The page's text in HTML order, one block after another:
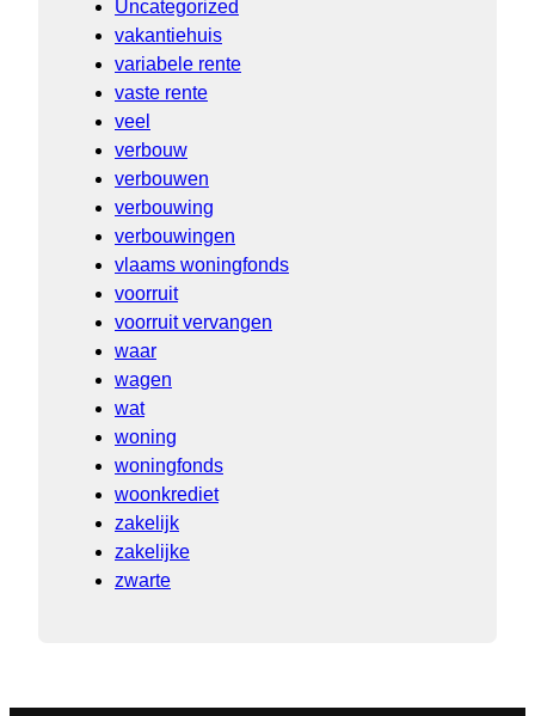
Uncategorized
vakantiehuis
variabele rente
vaste rente
veel
verbouw
verbouwen
verbouwing
verbouwingen
vlaams woningfonds
voorruit
voorruit vervangen
waar
wagen
wat
woning
woningfonds
woonkrediet
zakelijk
zakelijke
zwarte